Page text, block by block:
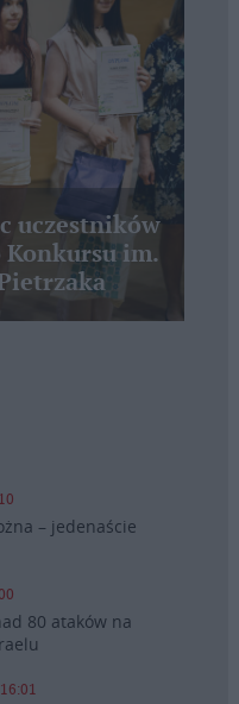
uczestników
im.
– jedenaście
80 ataków na